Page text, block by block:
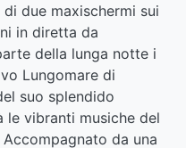
due maxischermi sui
in diretta da
della lunga notte i
Lungomare di
suo splendido
vibranti musiche del
da una